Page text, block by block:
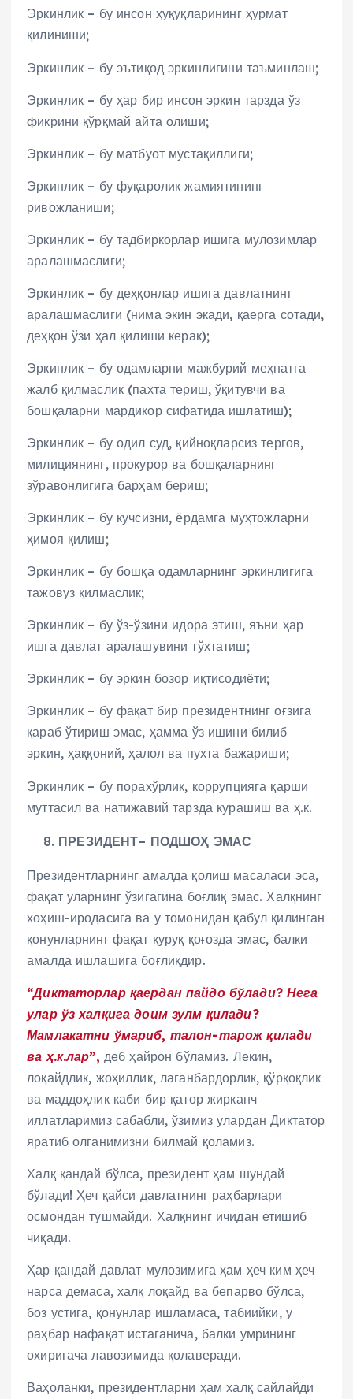
Эркинлик – бу инсон ҳуқуқларининг ҳурмат
қилиниши;
Эркинлик – бу эътиқод эркинлигини таъминлаш;
Эркинлик – бу ҳар бир инсон эркин тарзда ўз
фикрини қўрқмай айта олиши;
Эркинлик – бу матбуот мустақиллиги;
Эркинлик – бу фуқаролик жамиятининг
ривожланиши;
Эркинлик – бу тадбиркорлар ишига мулозимлар
аралашмаслиги;
Эркинлик – бу деҳқонлар ишига давлатнинг
аралашмаслиги (нима экин экади, қаерга сотади,
деҳқон ўзи ҳал қилиши керак);
Эркинлик – бу одамларни мажбурий меҳнатга
жалб қилмаслик (пахта териш, ўқитувчи ва
бошқаларни мардикор сифатида ишлатиш);
Эркинлик – бу одил суд, қийноқларсиз тергов,
милициянинг, прокурор ва бошқаларнинг
зўравонлигига барҳам бериш;
Эркинлик – бу кучсизни, ёрдамга муҳтожларни
ҳимоя қилиш;
Эркинлик – бу бошқа одамларнинг эркинлигига
тажовуз қилмаслик;
Эркинлик – бу ўз-ўзини идора этиш, яъни ҳар
ишга давлат аралашувини тўхтатиш;
Эркинлик – бу эркин бозор иқтисодиёти;
Эркинлик – бу фақат бир президентнинг оғзига
қараб ўтириш эмас, ҳамма ўз ишини билиб
эркин, ҳаққоний, ҳалол ва пухта бажариши;
Эркинлик – бу порахўрлик, коррупцияга қарши
муттасил ва натижавий тарзда курашиш ва ҳ.к.
ПРЕЗИДЕНТ– ПОДШОҲ ЭМАС
Президентларнинг амалда қолиш масаласи эса,
фақат уларнинг ўзигагина боғлиқ эмас. Халқнинг
хоҳиш-иродасига ва у томонидан қабул қилинган
қонунларнинг фақат қуруқ қоғозда эмас, балки
амалда ишлашига боғлиқдир.
“Диктаторлар қаердан пайдо бўлади? Нега
улар ўз халқига доим зулм қилади?
Мамлакатни ўмариб, талон-тарож қилади
ва ҳ.к.лар”, деб ҳайрон бўламиз. Лекин,
лоқайдлик, жоҳиллик, лаганбардорлик, қўрқоқлик
ва маддоҳлик каби бир қатор жирканч
иллатларимиз сабабли, ўзимиз улардан Диктатор
яратиб олганимизни билмай қоламиз.
Халқ қандай бўлса, президент ҳам шундай
бўлади! Ҳеч қайси давлатнинг раҳбарлари
осмондан тушмайди. Халқнинг ичидан етишиб
чиқади.
Ҳар қандай давлат мулозимига ҳам ҳеч ким ҳеч
нарса демаса, халқ лоқайд ва бепарво бўлса,
боз устига, қонунлар ишламаса, табиийки, у
раҳбар нафақат истаганича, балки умрининг
охиригача лавозимида қолаверади.
Ваҳоланки, президентларни ҳам халқ сайлайди